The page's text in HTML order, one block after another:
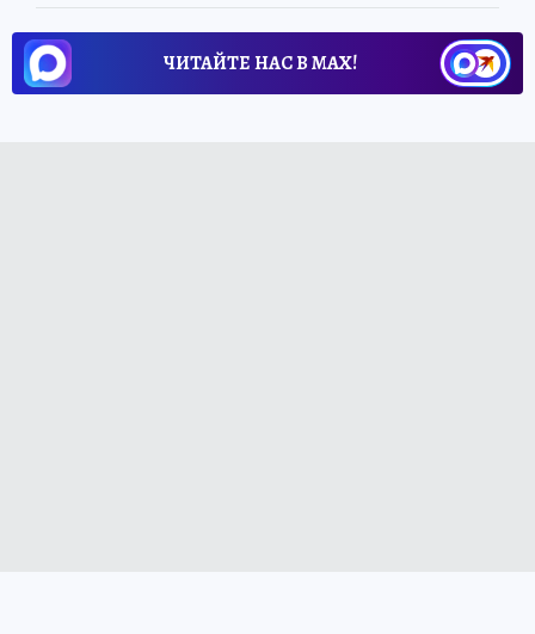
ЧИТАЙТЕ НАС В МАХ!